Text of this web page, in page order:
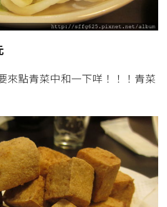
來點青菜中和一下咩！！！青菜